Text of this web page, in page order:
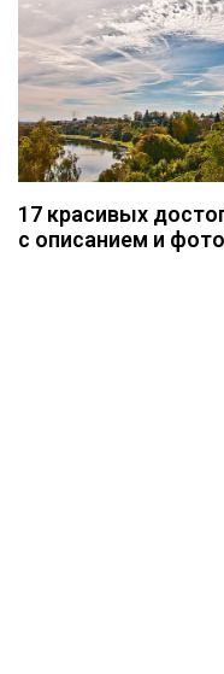
17 красивых
с описанием и фото